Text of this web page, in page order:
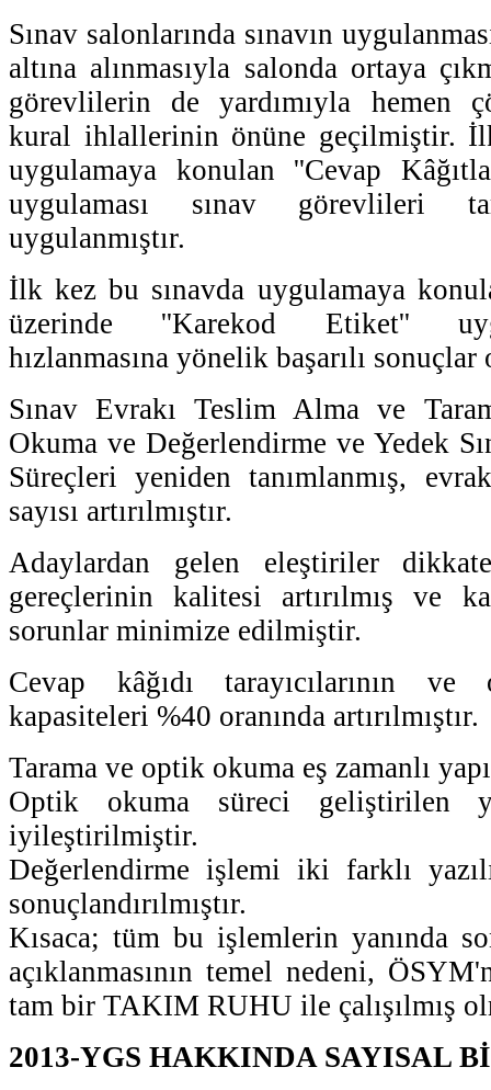
Sınav salonlarında sınavın
altına alınmasıyla salonda ortaya
görevlilerin de yardımıyla hemen
kural ihlallerinin önüne geçilmiştir.
uygulamaya konulan ''Cevap
uygulaması sınav görevlileri
uygulanmıştır.
İlk kez bu sınavda uygulamaya
üzerinde ''Karekod Etiket''
hızlanmasına yönelik başarılı sonuçlar
Sınav Evrakı Teslim Alma ve
Okuma ve Değerlendirme ve Yedek
Süreçleri yeniden tanımlanmış,
sayısı artırılmıştır.
Adaylardan gelen eleştiriler
gereçlerinin kalitesi artırılmış ve
sorunlar minimize edilmiştir.
Cevap kâğıdı tarayıcılarının ve
kapasiteleri %40 oranında artırılmıştır.
Tarama ve optik okuma eş zamanlı
Optik okuma süreci geliştirilen
iyileştirilmiştir.
Değerlendirme işlemi iki farklı
sonuçlandırılmıştır.
Kısaca; tüm bu işlemlerin yanında
açıklanmasının temel nedeni,
tam bir TAKIM RUHU ile çalışılmış
2013-YGS HAKKINDA SAYISAL